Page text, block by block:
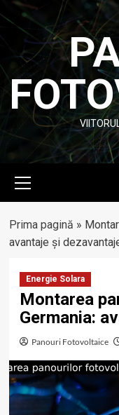
Skip
to
content
Menu
Prima pagină »
avantaje și
Energie Solara
Montarea
Germania:
Panouri Fotovoltaice